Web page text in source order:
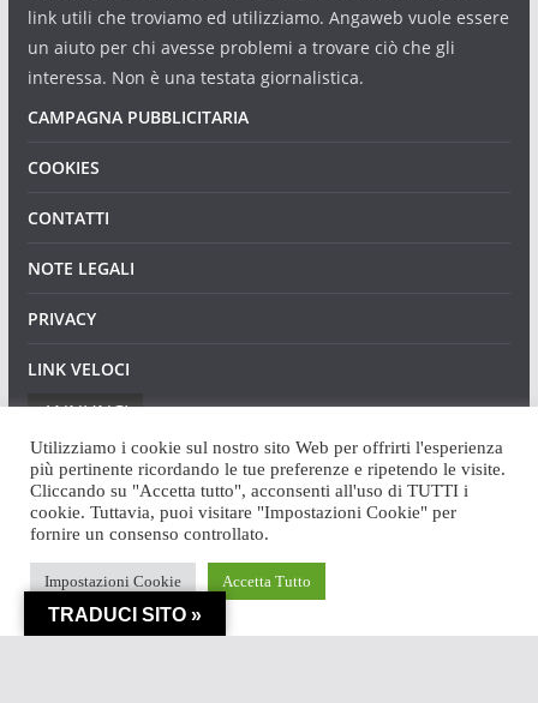
link utili che troviamo ed utilizziamo. Angaweb vuole essere
un aiuto per chi avesse problemi a trovare ciò che gli
interessa. Non è una testata giornalistica.
CAMPAGNA PUBBLICITARIA
COOKIES
CONTATTI
NOTE LEGALI
PRIVACY
LINK VELOCI
ANNUNCI
Copyright © 2026 Angaweb. Tutti i diritti riservati.
Tema:ColorMagdi ThemeGrill. Powered by
Utilizziamo i cookie sul nostro sito Web per offrirti l'esperienza
più pertinente ricordando le tue preferenze e ripetendo le visite.
Cliccando su "Accetta tutto", acconsenti all'uso di TUTTI i
cookie. Tuttavia, puoi visitare "Impostazioni Cookie" per
fornire un consenso controllato.
Impostazioni Cookie Accetta Tutto
TRADUCI SITO »